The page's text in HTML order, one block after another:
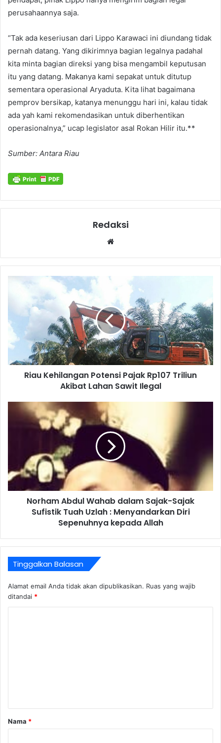
perusahaannya saja.
“Tak ada keseriusan dari Lippo Karawaci ini diundang tidak
pernah datang. Yang dikirimnya bagian legalnya padahal
kita minta bagian direksi yang bisa mengambil keputusan
itu yang datang. Makanya kami sepakat untuk ditutup
sementara operasional Aryaduta. Kita lihat bagaimana
pemprov bersikap, katanya menunggu hari ini, kalau tidak
ada yah kami rekomendasikan untuk diberhentikan
operasionalnya,” ucap legislator asal Rokan Hilir itu.**
Sumber: Antara Riau
Redaksi
Riau Kehilangan Potensi Pajak Rp107 Triliun
Akibat Lahan Sawit Ilegal
Norham Abdul Wahab dalam Sajak-Sajak
Sufistik Tuah Uzlah : Menyandarkan Diri
Sepenuhnya kepada Allah
Tinggalkan Balasan
Alamat email Anda tidak akan dipublikasikan. Ruas yang wajib
ditandai *
rNama *